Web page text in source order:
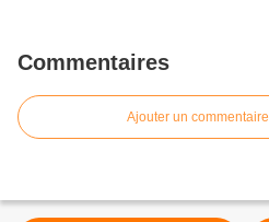
Commentaires
Ajouter un commentaire